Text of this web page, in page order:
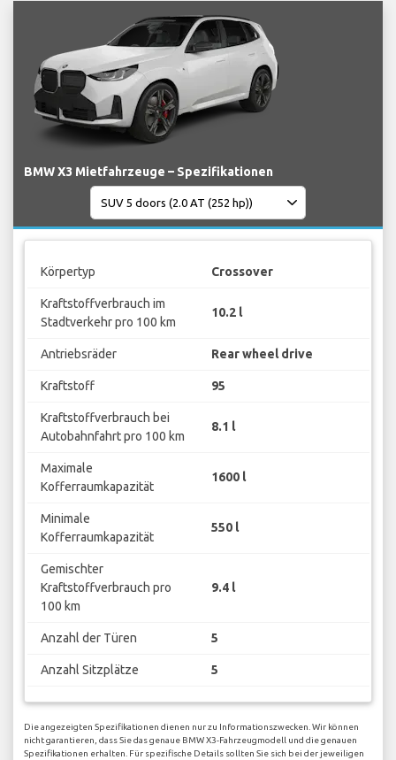
BMW X3 Mietfahrzeuge – Spezifikationen
Körpertyp Crossover
Kraftstoffverbrauch im
Stadtverkehr pro 100 km
10.2 l
Antriebsräder Rear wheel drive
Kraftstoff 95
Kraftstoffverbrauch bei
Autobahnfahrt pro 100 km
8.1 l
Maximale
Kofferraumkapazität
1600 l
Minimale
Kofferraumkapazität
550 l
Gemischter
Kraftstoffverbrauch pro
100 km
9.4 l
Anzahl der Türen 5
Anzahl Sitzplätze 5
Die angezeigten Spezifikationen dienen nur zu Informationszwecken. Wir können
nicht garantieren, dass Sie das genaue BMW X3-Fahrzeugmodell und die genauen
Spezifikationen erhalten. Für spezifische Details sollten Sie sich bei der jeweiligen